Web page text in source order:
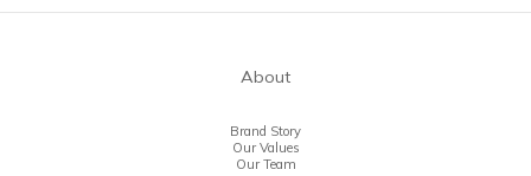
About
Brand Story
Our Values
Our Team